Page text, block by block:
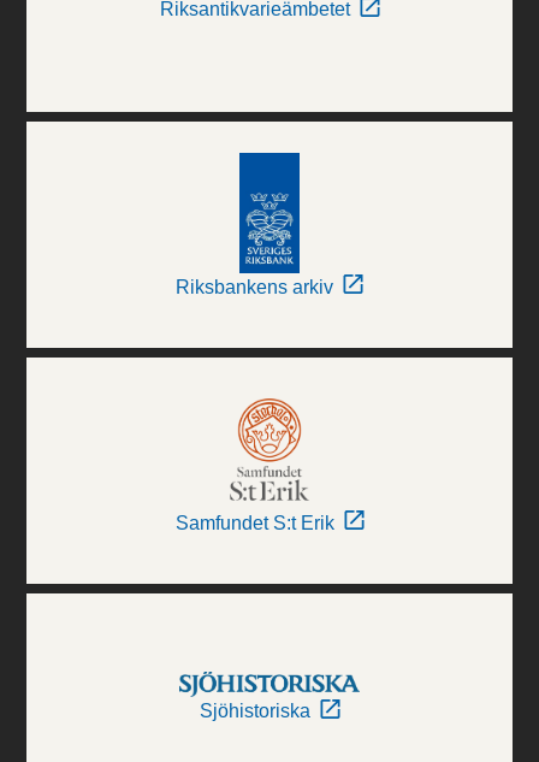
Riksantikvarieämbetet
Riksbankens arkiv
Samfundet S:t Erik
Sjöhistoriska